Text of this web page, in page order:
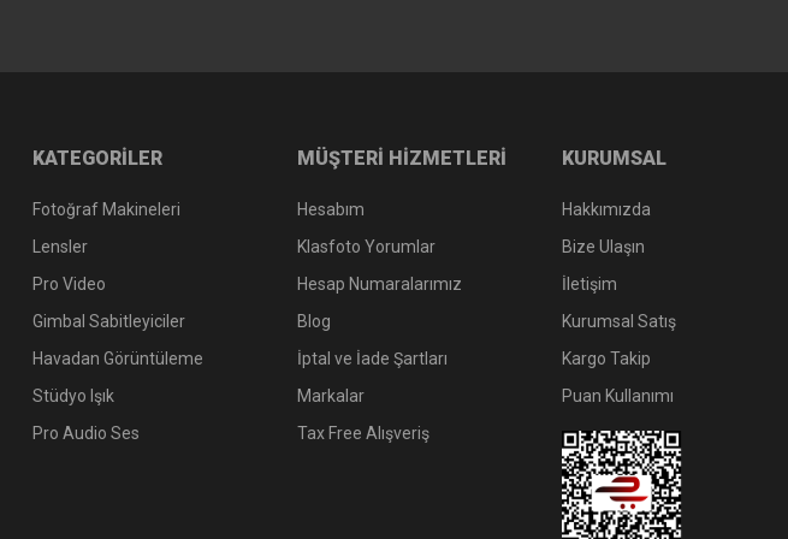
KATEGORİLER
Fotoğraf Makineleri
Lensler
Pro Video
Gimbal Sabitleyiciler
Havadan Görüntüleme
Stüdyo Işık
Pro Audio Ses
MÜŞTERİ HİZMETLERİ
Hesabım
Klasfoto Yorumlar
Hesap Numaralarımız
Blog
İptal ve İade Şartları
Markalar
Tax Free Alışveriş
KURUMSAL
Hakkımızda
Bize Ulaşın
İletişim
Kurumsal Satış
Kargo Takip
Puan Kullanımı